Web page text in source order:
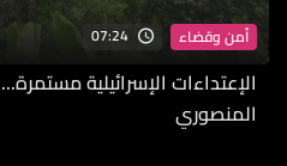
أمن وقضاء 07:24
الإعتداءات الإسرائيلية
المنصوري